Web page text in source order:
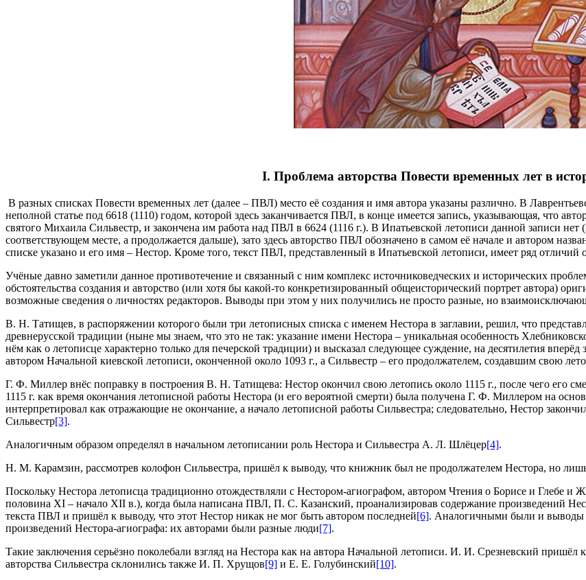
I. Проблема авторства Повести временных лет в
В разных списках Повести временных лет (далее – ПВЛ) место её создания и имя автора указаны различно. В
неполной статье под 6618 (1110) годом, которой здесь заканчивается ПВЛ, в конце имеется запись, указывающая, что
святого Михаила Сильвестр, и закончена им работа над ПВЛ в 6624 (1116 г.). В Ипатьевской летописи данной записи нет
соответствующем месте, а продолжается дальше), зато здесь авторство ПВЛ обозначено в самом её начале и автором
списке указано и его имя – Нестор. Кроме того, текст ПВЛ, представленный в Ипатьевской летописи, имеет ряд отличий
Учёные давно заметили данное противотечение и связанный с ним комплекс источниковедческих и исторических
обстоятельства создания и авторство (или хотя бы какой-то конкретизированный общеисторический портрет автора)
возможные сведения о личностях редакторов. Выводы при этом у них получились не просто разные, но
В. Н. Татищев, в распоряжении которого были три летописных списка с именем Нестора в заглавии, решил, что
древнерусской традиции (ныне мы знаем, что это не так: указание имени Нестора – уникальная особенность
нём как о летописце характерно только для печерской традиции) и высказал следующее суждение, на десятилетия
автором Начальной киевской летописи, оконченной около 1093 г., а Сильвестр – его продолжателем, создавшим свою
Г. Ф. Миллер внёс поправку в построения В. Н. Татищева: Нестор окончил свою летопись около 1115 г., после чего его
1115 г. как время окончания летописной работы Нестора (и его вероятной смерти) была получена Г. Ф. Миллером на
интерпретировал как отражающие не окончание, а начало летописной работы Сильвестра; следовательно, Нестор
Сильвестр[3].
Аналогичным образом определял в начальном летописании роль Нестора и Сильвестра А. Л. Шлёцер[4].
Н. М. Карамзин, рассмотрев колофон Сильвестра, пришёл к выводу, что книжник был не продолжателем Нестора, но
Поскольку Нестора летописца традиционно отождествляли с Нестором-агиографом, автором Чтения о Борисе и Глебе
половина XI – начало XII в.), когда была написана ПВЛ, П. С. Казанский, проанализировав содержание произведений
текста ПВЛ и пришёл к выводу, что этот Нестор никак не мог быть автором последней[6]. Аналогичными были и выводы
произведений Нестора-агиографа: их авторами были разные люди[7].
Такие заключения серьёзно поколебали взгляд на Нестора как на автора Начальной летописи. И. И. Срезневский пришёл к
авторства Сильвестра склонились также И. П. Хрущов[9] и Е. Е. Голубинский[10].